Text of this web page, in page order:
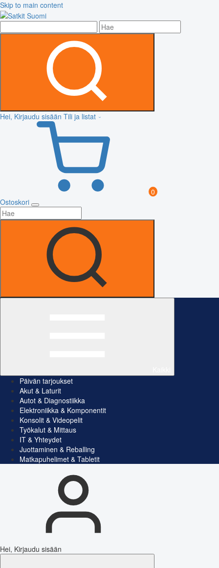
Skip to main content
Hei, Kirjaudu sisään Tili ja listat
0
Ostoskori
Päivän tarjoukset
Akut & Laturit
Autot & Diagnostiikka
Elektroniikka & Komponentit
Konsolit & Videopelit
Työkalut & Mittaus
IT & Yhteydet
Juottaminen & Reballing
Matkapuhelimet & Tabletit
Hei, Kirjaudu sisään